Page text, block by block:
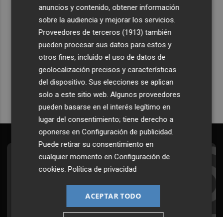
Recibe toda la actualidad de
Plaza Podcast en tu correo
Quiero suscribirme
Suscríbete al Boletín
anuncios y contenido, obtener información
sobre la audiencia y mejorar los servicios.
Proveedores de terceros (1913) también
pueden procesar sus datos para estos y
otros fines, incluido el uso de datos de
geolocalización precisos y características
del dispositivo. Sus elecciones se aplican
solo a este sitio web. Algunos proveedores
pueden basarse en el interés legítimo en
lugar del consentimiento; tiene derecho a
oponerse enConfiguración de publicidad
Puede retirar su consentimiento en
cualquier momento enConfiguración de
cookies .Política de privacidad
ACEPTAR TODO